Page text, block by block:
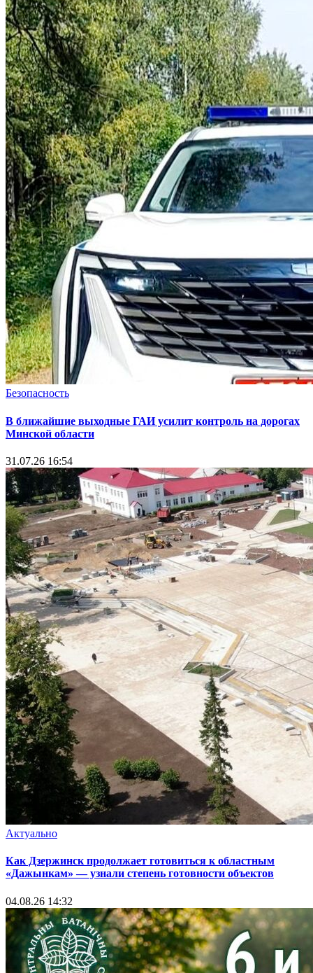
Безопасность
В ближайшие выходные ГАИ усилит контроль на дорогах
Минской области
31.07.26 16:54
Актуально
Как Дзержинск продолжает готовиться к областным
«Дажынкам» — узнали степень готовности объектов
04.08.26 14:32